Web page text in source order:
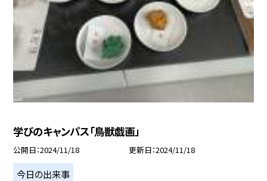
学びのキャンパス「鳥獣戯画」
公開日 2024/11/18 更新日 2024/11/18
今日の出来事